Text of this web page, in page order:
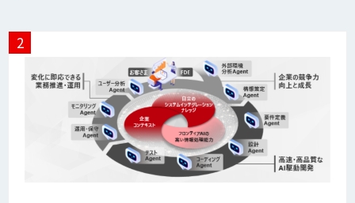
需要予測＋業務最適化AIシステム
『KISS』